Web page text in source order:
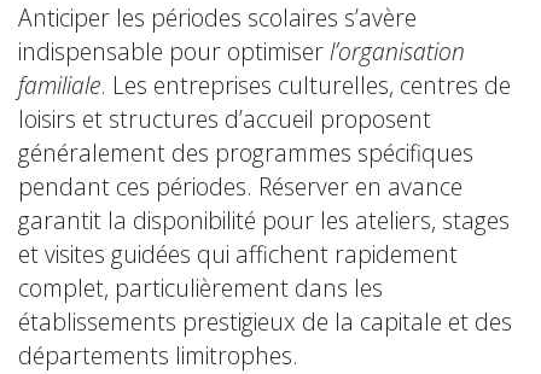
Anticiper les périodes scolaires s’avère
indispensable pour optimiserl’organisation
familiale. Les entreprises culturelles, centres de
loisirs et structures d’accueil proposent
généralement des programmes spécifiques
pendant ces périodes. Réserver en avance
garantit la disponibilité pour les ateliers, stages
et visites guidées qui affichent rapidement
complet, particulièrement dans les
établissements prestigieux de la capitale et des
départements limitrophes.